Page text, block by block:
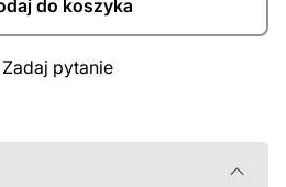
do koszyka
Zadaj pytanie